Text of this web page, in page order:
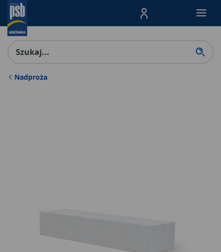
Menu Produktów,
Nadproża